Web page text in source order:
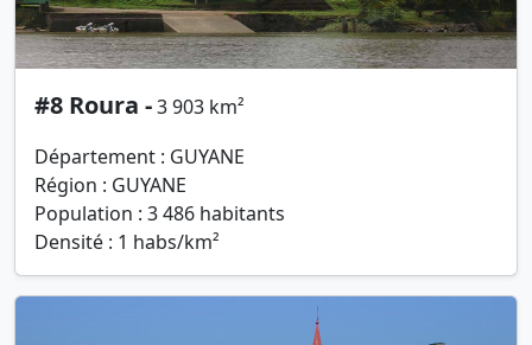
#8 Roura -3 903 km²
Département : GUYANE
Région : GUYANE
Population : 3 486 habitants
Densité : 1 habs/km²